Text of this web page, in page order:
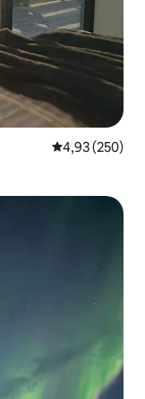
Gemiddelde
4,93 (250)